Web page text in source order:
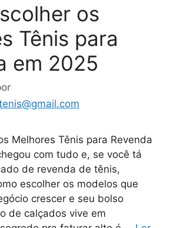
os
Tênis para
em 2025
Melhores Tênis para Revenda
com tudo e, se você tá
de revenda de tênis,
escolher os modelos que
crescer e seu bolso
de calçados vive em